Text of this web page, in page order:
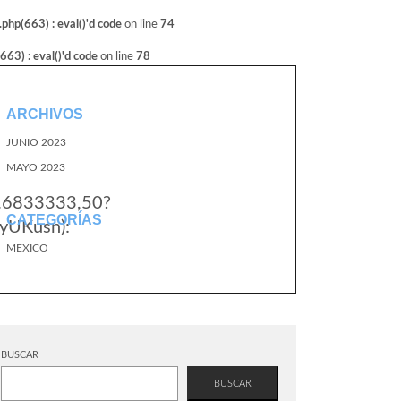
: eval()'d code on line 74
: eval()'d code on line 78
ARCHIVOS
JUNIO 2023
MAYO 2023
CATEGORÍAS
MEXICO
BUSCAR
BUSCAR